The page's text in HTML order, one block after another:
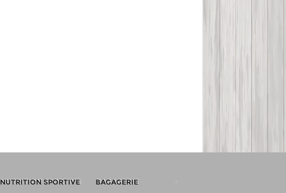
NUTRITION SPORTIVE BAGAGERIE